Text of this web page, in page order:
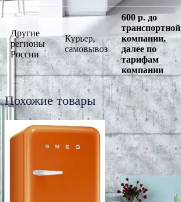
Другие
регионы
России
Курьер,
самовывоз
600 р. до
транспортной
компании,
далее по
тарифам
компании
Похожие товары